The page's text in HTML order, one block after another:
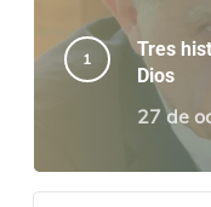
Tres
Dios
27 de